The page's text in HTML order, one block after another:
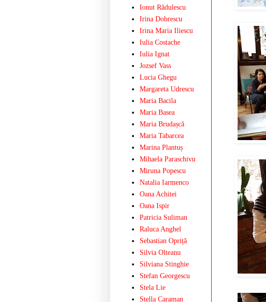
Ionut Rădulescu
Irina Dobrescu
Irina Maria Iliescu
Iulia Costache
Iulia Ignat
Jozsef Vass
Lucia Ghegu
Margareta Udrescu
Maria Bacila
Maria Basea
Maria Brudașcă
Maria Tabarcea
Marina Plantuș
Mihaela Paraschivu
Miruna Popescu
Natalia Iarmenco
Oana Achitei
Oana Ispir
Patricia Suliman
Raluca Anghel
Sebastian Opriță
Silvia Olteanu
Silviana Stinghie
Stefan Georgescu
Stela Lie
Stella Caraman